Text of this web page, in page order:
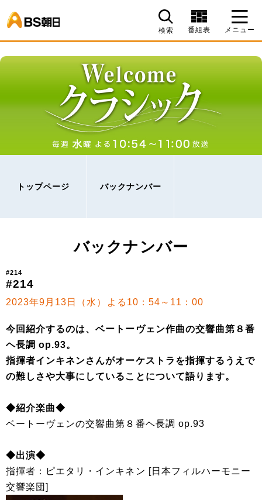
検索 番組表 メニュー
トップページ バックナンバー
バックナンバー
#214
#214
2023年9月13日（水）よる10：54～11：00
今回紹介するのは、ベートーヴェン作曲の交響曲第８番
ヘ長調 op.93。
指揮者インキネンさんがオーケストラを指揮するうえで
の難しさや大事にしていることについて語ります。
◆紹介楽曲◆
ベートーヴェンの交響曲第８番ヘ長調 op.93
◆出演◆
指揮者：ピエタリ・インキネン [日本フィルハーモニー
交響楽団]